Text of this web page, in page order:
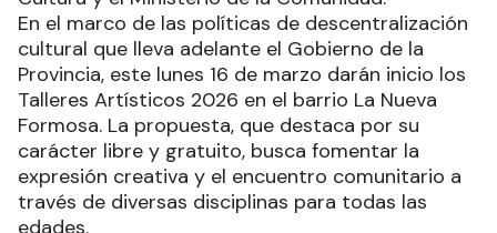
En el marco de las políticas de descentralización
cultural que lleva adelante el Gobierno de la
Provincia, este lunes 16 de marzo darán inicio los
Talleres Artísticos 2026 en el barrio La Nueva
Formosa. La propuesta, que destaca por su
carácter libre y gratuito, busca fomentar la
expresión creativa y el encuentro comunitario a
través de diversas disciplinas para todas las
edades.